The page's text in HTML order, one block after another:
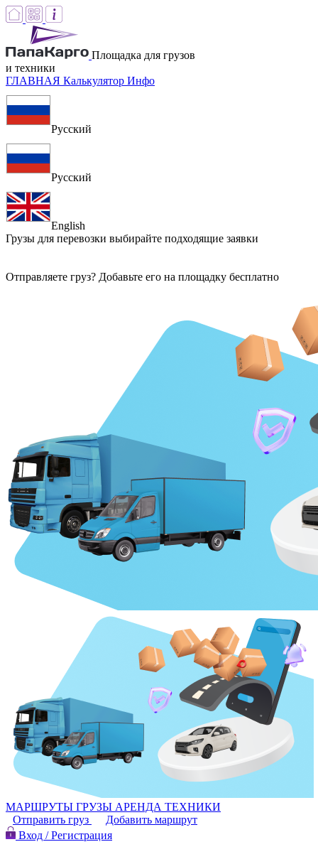
Площадка для грузов
и техники
ГЛАВНАЯ Калькулятор Инфо
Русский
Русский
English
Грузы для перевозки выбирайте подходящие заявки
Отправляете груз? Добавьте его на площадку бесплатно
МАРШРУТЫ ГРУЗЫ АРЕНДА ТЕХНИКИ
Отправить груз
Добавить маршрут
Вход / Регистрация